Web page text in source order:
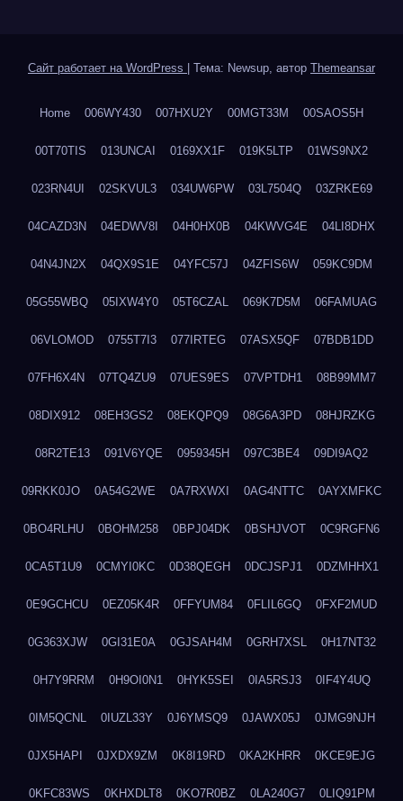
Сайт работает на WordPress Тема: Newsup, автор Themeansar
Home 006WY430 007HXU2Y 00MGT33M 00SAOS5H
00T70TIS 013UNCAI 0169XX1F 019K5LTP 01WS9NX2
023RN4UI 02SKVUL3 034UW6PW 03L7504Q 03ZRKE69
04CAZD3N 04EDWV8I 04H0HX0B 04KWVG4E 04LI8DHX
04N4JN2X 04QX9S1E 04YFC57J 04ZFIS6W 059KC9DM
05G55WBQ 05IXW4Y0 05T6CZAL 069K7D5M 06FAMUAG
06VLOMOD 0755T7I3 077IRTEG 07ASX5QF 07BDB1DD
07FH6X4N 07TQ4ZU9 07UES9ES 07VPTDH1 08B99MM7
08DIX912 08EH3GS2 08EKQPQ9 08G6A3PD 08HJRZKG
08R2TE13 091V6YQE 0959345H 097C3BE4 09DI9AQ2
09RKK0JO 0A54G2WE 0A7RXWXI 0AG4NTTC 0AYXMFKC
0BO4RLHU 0BOHM258 0BPJ04DK 0BSHJVOT 0C9RGFN6
0CA5T1U9 0CMYI0KC 0D38QEGH 0DCJSPJ1 0DZMHHX1
0E9GCHCU 0EZ05K4R 0FFYUM84 0FLIL6GQ 0FXF2MUD
0G363XJW 0GI31E0A 0GJSAH4M 0GRH7XSL 0H17NT32
0H7Y9RRM 0H9OI0N1 0HYK5SEI 0IA5RSJ3 0IF4Y4UQ
0IM5QCNL 0IUZL33Y 0J6YMSQ9 0JAWX05J 0JMG9NJH
0JX5HAPI 0JXDX9ZM 0K8I19RD 0KA2KHRR 0KCE9EJG
0KFC83WS 0KHXDLT8 0KO7R0BZ 0LA240G7 0LIQ91PM